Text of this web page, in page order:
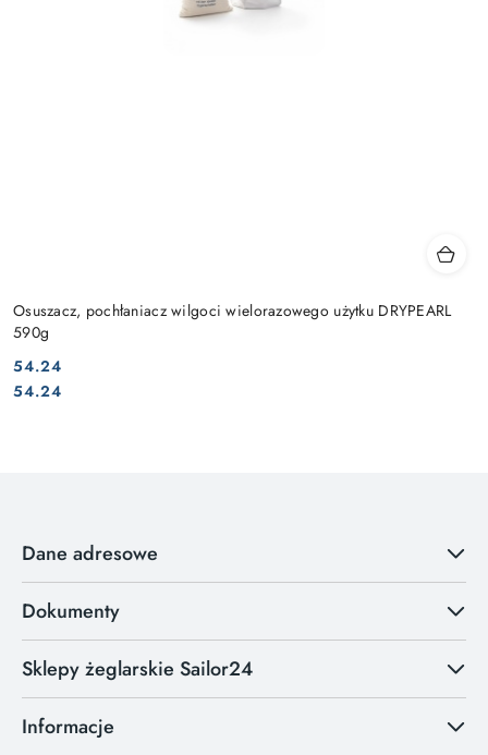
Osuszacz, pochłaniacz wilgoci wielorazowego użytku DRYPEARL
590g
Cena:
54.24
Cena:
54.24
Dane adresowe
Dokumenty
Sklepy żeglarskie Sailor24
Informacje